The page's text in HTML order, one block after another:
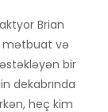
aktyor Brian
mətbuat və
bir
dekabrında
heç kim